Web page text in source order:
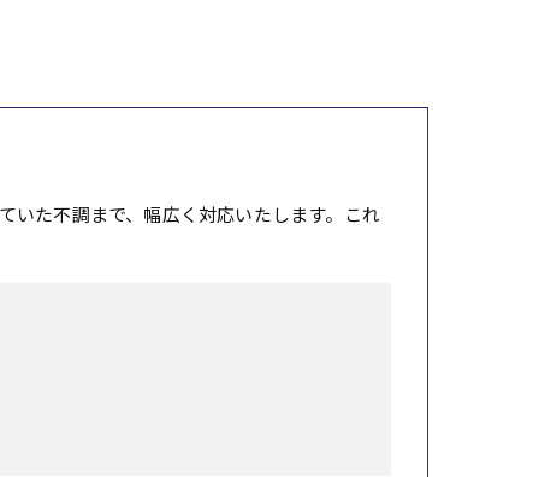
いた不調まで、幅広く対応いたします。これ